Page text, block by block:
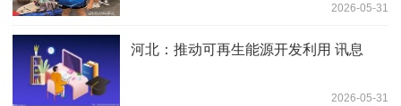
2026-05-31
河北：推动可再生能源开发利用 讯息
2026-05-31